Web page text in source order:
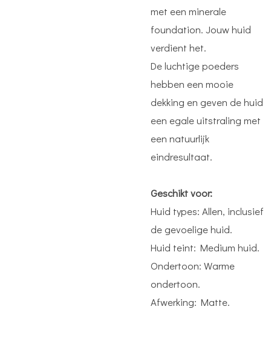
met een minerale
foundation. Jouw huid
verdient het.
De luchtige poeders
hebben een mooie
dekking en geven de huid
een egale uitstraling met
een natuurlijk
eindresultaat.
Geschikt voor:
Huid types: Allen, inclusief
de gevoelige huid.
Huid teint: Medium huid.
Ondertoon: Warme
ondertoon.
Afwerking: Matte.